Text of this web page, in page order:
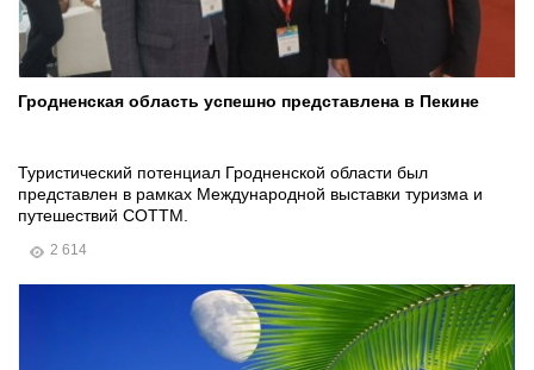
Гродненская область успешно представлена в Пекине
Туристический потенциал Гродненской области был
представлен в рамках Международной выставки туризма и
путешествий COTTM.
2 614